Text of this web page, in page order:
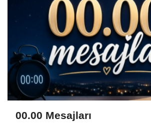
00.00 Mesajları